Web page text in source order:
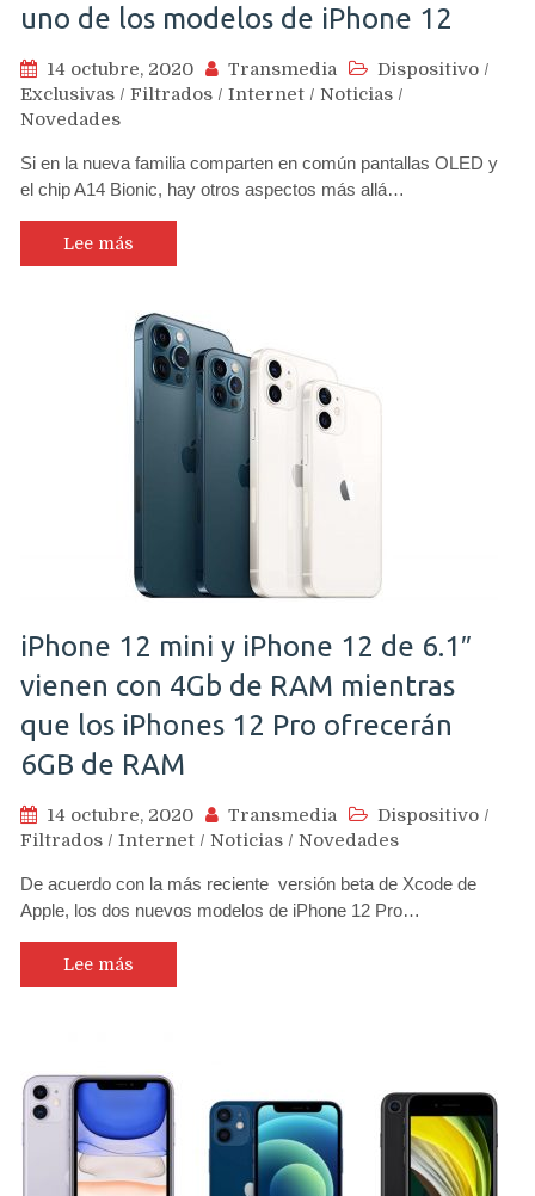
uno de los modelos de iPhone 12
14 octubre, 2020 Transmedia Dispositivo /
Exclusivas / Filtrados / Internet / Noticias /
Novedades
Si en la nueva familia comparten en común pantallas OLED y
el chip A14 Bionic, hay otros aspectos más allá…
Lee más
iPhone 12 mini y iPhone 12 de 6.1″
vienen con 4Gb de RAM mientras
que los iPhones 12 Pro ofrecerán
6GB de RAM
14 octubre, 2020 Transmedia Dispositivo /
Filtrados / Internet / Noticias / Novedades
De acuerdo con la más reciente versión beta de Xcode de
Apple, los dos nuevos modelos de iPhone 12 Pro…
Lee más